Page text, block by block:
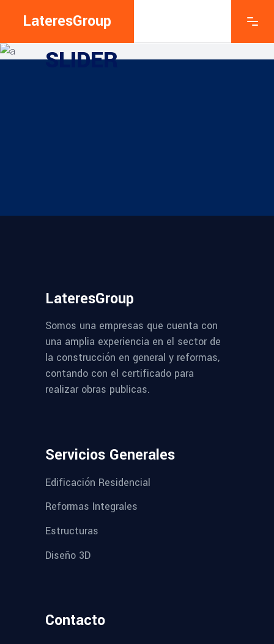
LateresGroup
SLIDER
LateresGroup
Somos una empresas que cuenta con
una amplia experiencia en el sector de
la construcción en general y reformas,
contando con el certificado para
realizar obras publicas.
Servicios Generales
Edificación Residencial
Reformas Integrales
Estructuras
Diseño 3D
Contacto